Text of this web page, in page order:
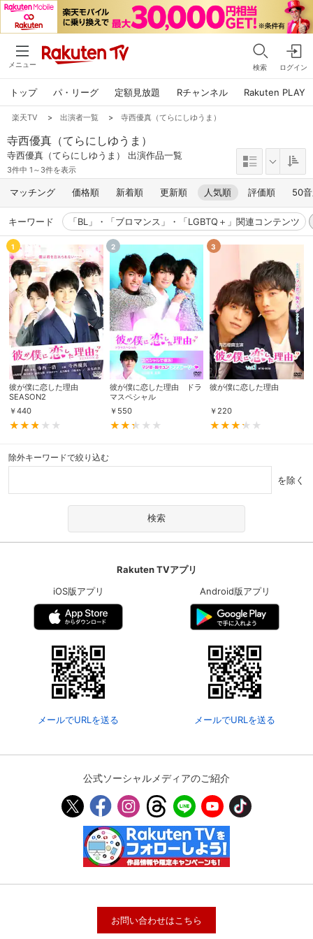
メニュー 検索 ログイン
トップ パ・リーグ 定額見放題 Rチャンネル Rakuten PLAY
楽天TV > 出演者一覧 > 寺西優真（てらにしゆうま）
寺西優真（てらにしゆうま）
寺西優真（てらにしゆうま） 出演作品一覧
3件中 1～3件を表示
マッチング 価格順 新着順 更新順 人気順 評価順 50
キーワード 「BL」・「ブロマンス」・「LGBTQ＋」関連コンテンツ
1
彼が僕に恋した理由
SEASON2
￥440
2
彼が僕に恋した理由 ドラ
マスペシャル
￥ 550
3
彼が僕に恋した理由
￥ 220
除外キーワードで絞り込む
を除く
Rakuten TVアプリ
iOS版アプリ
メールでURLを送る
Android版アプリ
メールでURLを送る
公式ソーシャルメディアのご紹介
お問い合わせはこちら